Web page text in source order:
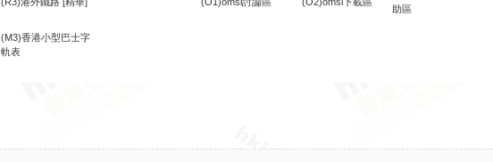
助區
(M3)香港小型巴士字
軌表